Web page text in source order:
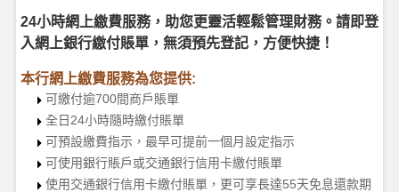
24小時網上繳費服務，助您更靈活輕鬆管理財務。請即登
入網上銀行繳付賬單，無須預先登記，方便快捷！
本行網上繳費服務為您提供:
可繳付逾700間商戶賬單
全日24小時隨時繳付賬單
可預設繳費指示，最早可提前一個月設定指示
可使用銀行賬戶或交通銀行信用卡繳付賬單
使用交通銀行信用卡繳付賬單，更可享長達55天免息還款期